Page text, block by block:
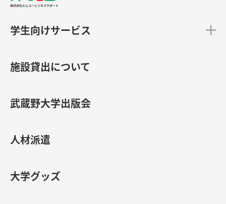
学生向けサービス
施設貸出について
武蔵野大学出版会
人材派遣
大学グッズ